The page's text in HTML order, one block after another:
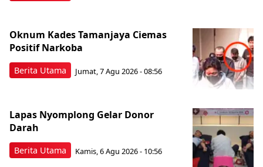
Berita Utama
Oknum Kades Tamanjaya Ciemas
Positif Narkoba
Jumat, 7 Agu 2026 - 08:56
Berita Utama
Lapas Nyomplong Gelar Donor
Darah
Kamis, 6 Agu 2026 - 10:56